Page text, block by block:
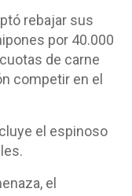
rebajar sus
por 40.000
de carne
competir en el
el espinoso
el